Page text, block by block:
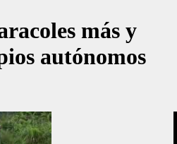
más y
autónomos